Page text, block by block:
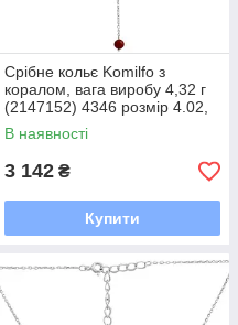
Срібне кольє Komilfo з
коралом, вага виробу 4,32 г
(2147152) 4346 розмір 4.02,
400-450 мм
В наявності
3 142 ₴
Купити